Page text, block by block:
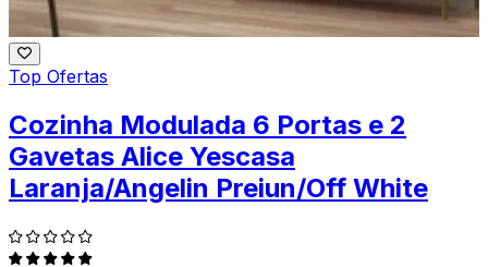
Top Ofertas
Cozinha Modulada 6 Portas e 2
Gavetas Alice Yescasa
Laranja/Angelin Preiun/Off White